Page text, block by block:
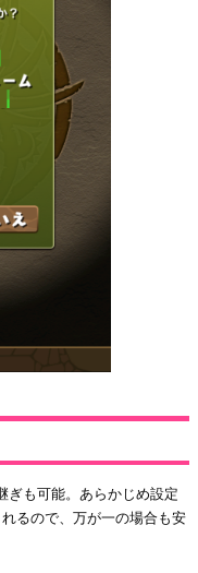
ぎも可能。あらかじめ設定
るので、万が一の場合も安